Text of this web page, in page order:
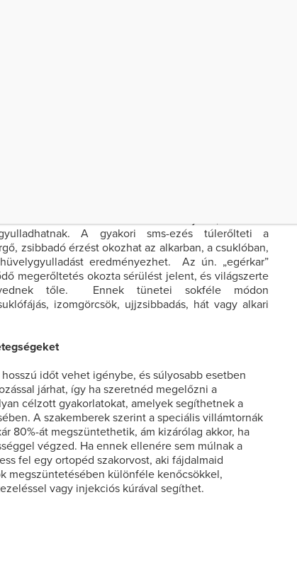
KATTINTÁSOK ÉS KLIKKELÉSEK AZ
ELEINTE CSUPÁN APRÓBB
MAJD PIHENTETÉS HIÁNYÁBAN A
GYULLADÁSOKHOZ VEZETHETNEK. A […]
használjuk az ujjunkat, miközben szörfözünk
vagy sms-eket írunk a miniatűr billentyűzeten, ám
is rendkívül megerőltetik az ízületeinket. A
klikkelések az érintett izmokban, inakban eleinte
okozhatnak, majd pihentetés hiányában a
gyulladásokhoz vezethetnek.
a könyökízületeknek egy kimerítő akrobatika,
tartása során állandóan be van hajlítva, amitől az
A gyakori sms-ezés túlerőlteti a
zsibbadó érzést okozhat az alkarban, a csuklóban,
eredményezhet. Az ún. „egérkar”
megerőltetés okozta sérülést jelent, és világszerte
tőle. Ennek tünetei sokféle módon
izomgörcsök, ujjzsibbadás, hát vagy alkari
időt vehet igénybe, és súlyosabb esetben
járhat, így ha szeretnéd megelőzni a
célzott gyakorlatokat, amelyek segíthetnek a
A szakemberek szerint a speciális villámtornák
80%-át megszüntethetik, ám kizárólag akkor, ha
végzed. Ha ennek ellenére sem múlnak a
fel egy ortopéd szakorvost, aki fájdalmaid
megszüntetésében különféle kenőcsökkel,
vagy injekciós kúrával segíthet.